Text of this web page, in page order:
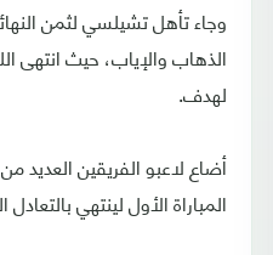
وجاء تأهل تشيلسي لثمن
الذهاب والإياب، حيث انتهى
لهدف.
أضاع لاعبو الفريقين
المباراة الأول لينتهي